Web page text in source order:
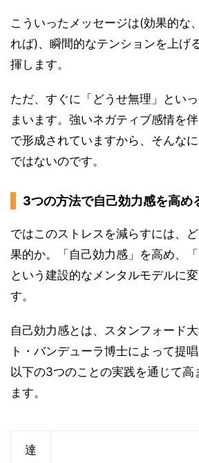
こういったメッセージは(効果的な
れば)、瞬間的なテンションを上げ
揮します。
ただ、すぐに「どうせ無理」とい
まいます。強いネガティブ感情を
で形成されていますから、そんな
ではないのです。
3つの方法で自己効力感を高め
ではこのストレスを減らすには、
果的か。「自己効力感」を高め、「
という建設的なメンタルモデルに
す。
自己効力感とは、スタンフォード
ト・バンデューラ博士によって提
以下の3つのことの実践を通じて高
ます。
達